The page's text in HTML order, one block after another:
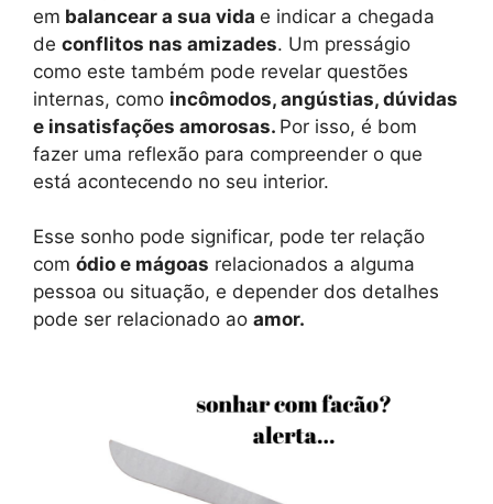
em balancear a sua vida e indicar a chegada
de conflitos nas amizades. Um presságio
como este também pode revelar questões
internas, como incômodos, angústias, dúvidas
e insatisfações amorosas. Por isso, é bom
fazer uma reflexão para compreender o que
está acontecendo no seu interior.
Esse sonho pode significar, pode ter relação
com ódio e mágoas relacionados a alguma
pessoa ou situação, e depender dos detalhes
pode ser relacionado ao amor.